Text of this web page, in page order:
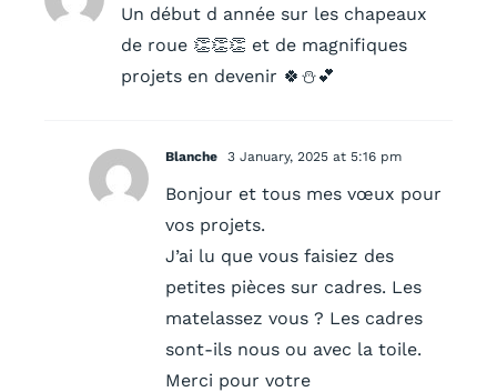
Un début d année sur les chapeaux
de roue 👏👏👏 et de magnifiques
projets en devenir 🍀⛄️💕
Blanche 3 January, 2025 at 5:16 pm
Bonjour et tous mes vœux pour
vos projets.
J’ai lu que vous faisiez des
petites pièces sur cadres. Les
matelassez vous ? Les cadres
sont-ils nous ou avec la toile.
Merci pour votre